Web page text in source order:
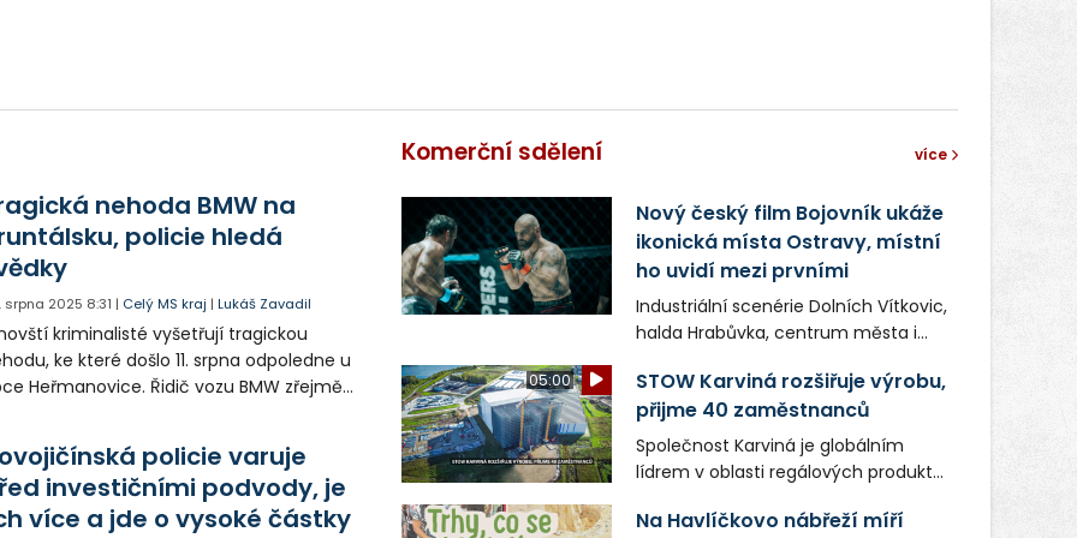
nehoda BMW na
policie hledá
srpna 2025 8:31 | Celý MS kraj |Lukáš Zavadil
kriminalisté vyšetřují tragickou
ke které došlo 11. srpna odpoledne u
Heřmanovice. Řidič vozu BMW zřejmě
Policie hledá svědky, kteří poskytli
pomoc.
policie varuje
investičními podvody, je
více a jde o vysoké částky
Komerční sdělení více
Nový český film Bojovník ukáže
ikonická místa Ostravy, místní
ho uvidí mezi prvními
Industriální scenérie Dolních Vítkovic,
halda Hrabůvka, centrum města i
v novém filmu Bojovník, který vstoupí
do kin už 13. srpna. Režiséři Vojtěch
Frič a Tomáš Dianiška si
moravskoslezskou metropoli
nevybrali náhodou – její syrová
atmosféra se stala přirozenou
05:00
STOW Karviná rozšiřuje výrobu,
přijme 40 zaměstnanců
Společnost Karviná je globálním
lídrem v oblasti regálových produktů
zaměstnavatelem na Karvinsku a
Na Havlíčkovo nábřeží míří